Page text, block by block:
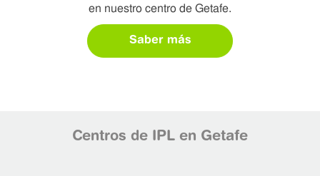
en nuestro centro de Getafe.
Saber más
Centros de IPL en Getafe